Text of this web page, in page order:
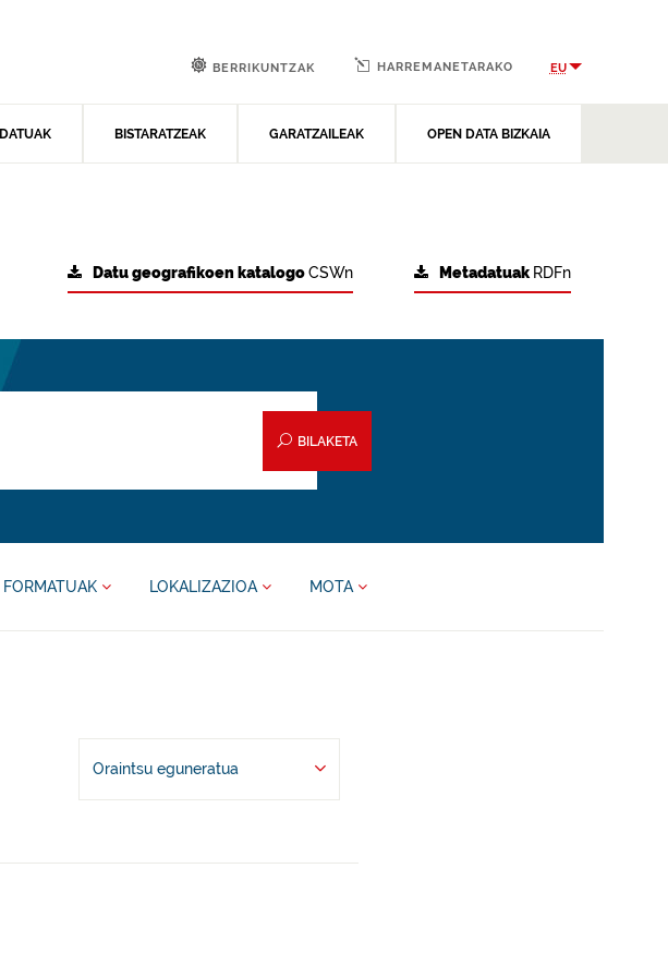
DATUAK BISTARATZEAK GARATZAILEAK OPEN DATA BIZKAIA
BERRIKUNTZAK HARREMANETARAKO EU
Metadatuak RDFn
Datu geografikoen katalogoCSWn
BILAKETA
FORMATUAK LOKALIZAZIOA MOTA
Oraintsu eguneratua